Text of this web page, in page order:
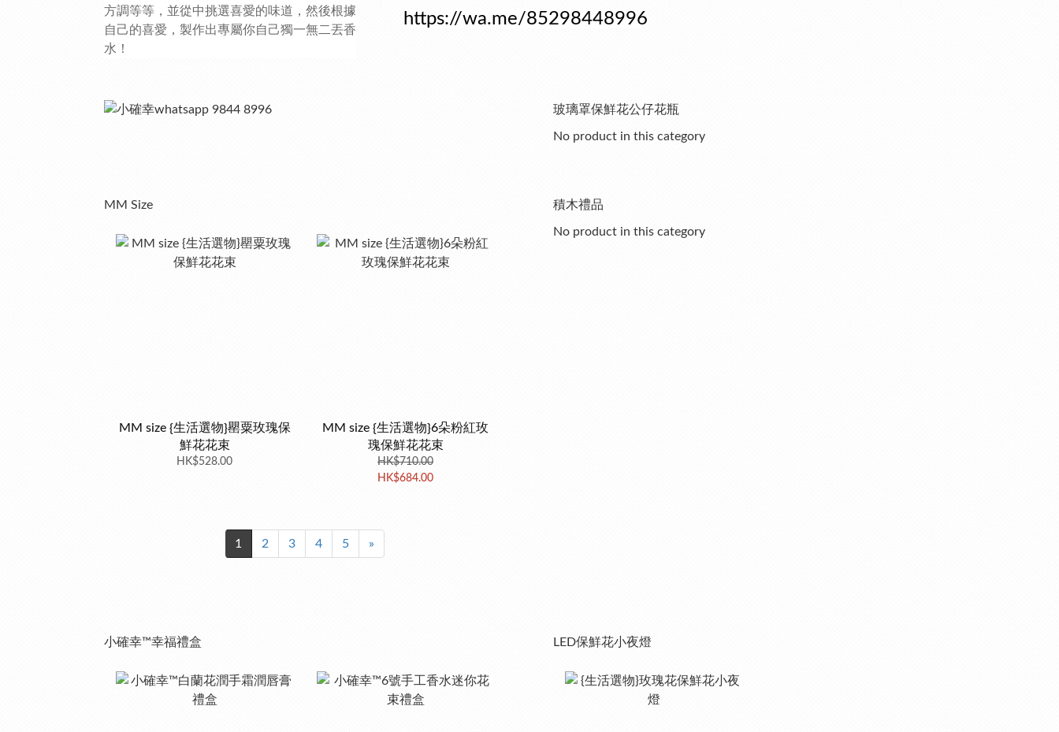
方調等等，並從中挑選喜愛的味道，然後根據
自己的喜愛，製作出專屬你自己獨一無二丟香
水！
https://wa.me/85298448996
玻璃罩保鮮花公仔花瓶
No product in this category
MM Size
MM size {生活選物}罌粟玫瑰保
鮮花花束
HK$528.00
MM size {生活選物}6朵粉紅玫
瑰保鮮花花束
HK$710.00
HK$684.00
1 2 3 4 5 »
積木禮品
No product in this category
小確幸™幸福禮盒 LED保鮮花小夜燈